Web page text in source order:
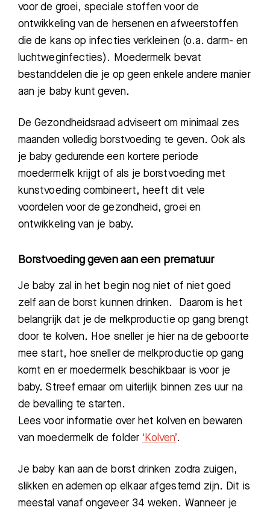
voor de groei, speciale stoffen voor de
ontwikkeling van de hersenen en afweerstoffen
die de kans op infecties verkleinen (o.a. darm- en
luchtweginfecties). Moedermelk bevat
bestanddelen die je op geen enkele andere manier
aan je baby kunt geven.
De Gezondheidsraad adviseert om minimaal zes
maanden volledig borstvoeding te geven. Ook als
je baby gedurende een kortere periode
moedermelk krijgt of als je borstvoeding met
kunstvoeding combineert, heeft dit vele
voordelen voor de gezondheid, groei en
ontwikkeling van je baby.
Borstvoeding geven aan een prematuur
Je baby zal in het begin nog niet of niet goed
zelf aan de borst kunnen drinken. Daarom is het
belangrijk dat je de melkproductie op gang brengt
door te kolven. Hoe sneller je hier na de geboorte
mee start, hoe sneller de melkproductie op gang
komt en er moedermelk beschikbaar is voor je
baby. Streef ernaar om uiterlijk binnen zes uur na
de bevalling te starten.
Lees voor informatie over het kolven en bewaren
van moedermelk de folder ‘Kolven’.
Je baby kan aan de borst drinken zodra zuigen,
slikken en ademen op elkaar afgestemd zijn. Dit is
meestal vanaf ongeveer 34 weken. Wanneer je